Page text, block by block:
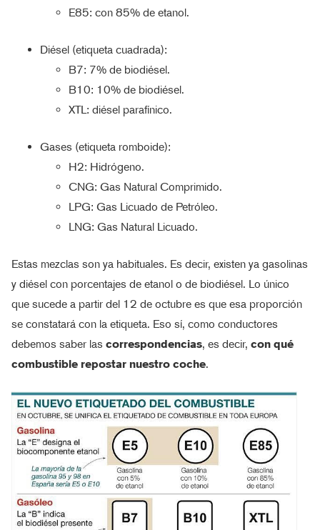
E85: con 85% de etanol.
Diésel (etiqueta cuadrada):
B7: 7% de biodiésel.
B10: 10% de biodiésel.
XTL: diésel parafínico.
Gases (etiqueta romboide):
H2: Hidrógeno.
CNG: Gas Natural Comprimido.
LPG: Gas Licuado de Petróleo.
LNG: Gas Natural Licuado.
Estas mezclas son ya habituales. Es decir, existen ya gasolinas
y diésel con porcentajes de etanol o de biodiésel. Lo único
que sucede a partir del 12 de octubre es que esa proporción
se constatará con la etiqueta. Eso sí, como conductores
debemos saber las correspondencias, es decir, con qué
combustible repostar nuestro coche.